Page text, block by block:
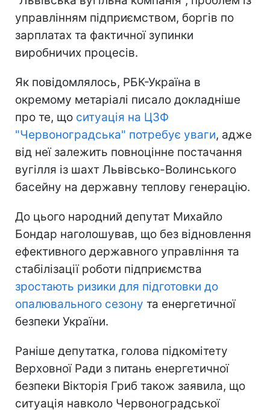
управлінням підприємством, боргів по
зарплатах та фактичної зупинки
виробничих процесів.
Як повідомлялось, РБК-Україна в
окремому метаріалі писало докладніше
про те, що ситуація на ЦЗФ
"Червоноградська" потребує уваги, адже
від неї залежить повноцінне постачання
вугілля із шахт Львівсько-Волинського
басейну на державну теплову генерацію.
До цього народний депутат Михайло
Бондар наголошував, що без відновлення
ефективного державного управління та
стабілізації роботи підприємства
зростають ризики для підготовки до
опалювального сезону та енергетичної
безпеки України.
Раніше депутатка, голова підкомітету
Верховної Ради з питань енергетичної
безпеки Вікторія Гриб також заявила, що
ситуація навколо Червоноградської